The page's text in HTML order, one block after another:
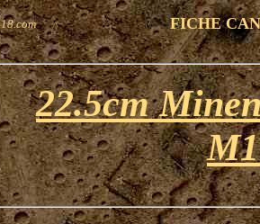
FICHE
22.5cm